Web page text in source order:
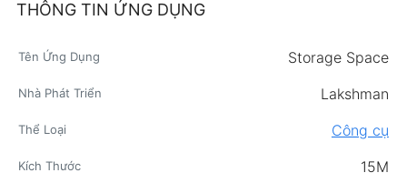
THÔNG TIN ỨNG DỤNG
Tên Ứng Dụng Storage Space
Nhà Phát Triển Lakshman
Thể Loại Công cụ
Kích Thước 15M